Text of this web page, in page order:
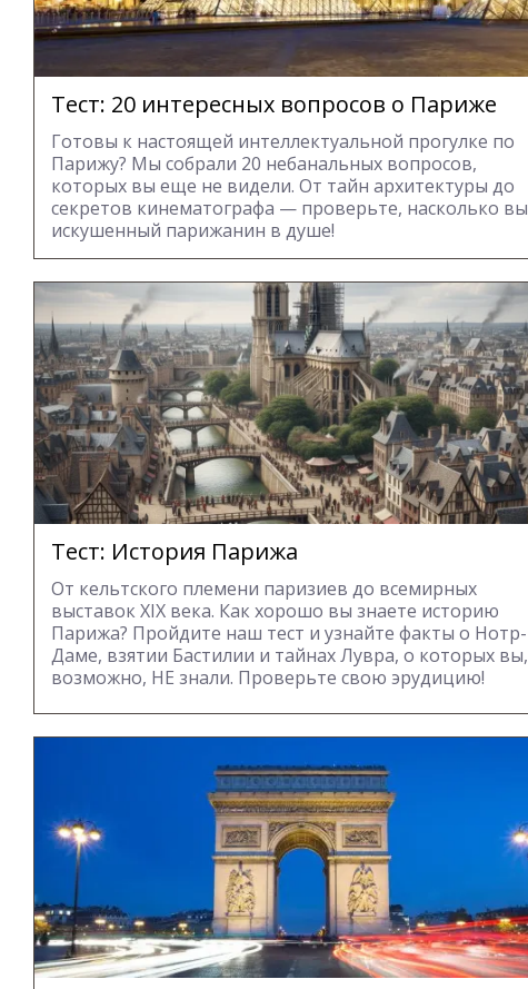
Тест: 20 интересных вопросов о Париже
Готовы к настоящей интеллектуальной прогулке по
Парижу? Мы собрали 20 небанальных вопросов,
которых вы еще не видели. От тайн архитектуры до
секретов кинематографа — проверьте, насколько вы
искушенный парижанин в душе!
Тест: История Парижа
От кельтского племени паризиев до всемирных
выставок XIX века. Как хорошо вы знаете историю
Парижа? Пройдите наш тест и узнайте факты о Нотр-
Даме, взятии Бастилии и тайнах Лувра, о которых вы,
возможно, НЕ знали. Проверьте свою эрудицию!